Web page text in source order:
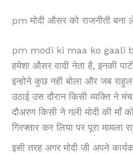
pm मोदी औसर को राजनीती बना
pm modi ki maa ko gaali
हमेशा औसर वादी नेता है, इनकी
इन्होने कुछ नही बोला और जब
उठाई उस दौरान किसी व्यक्ति ने
दौअरण किसी ने गली मोदी की माँ
गिरफ्तार कर लिया पर पूरा मामला
इसी तरह अगर मोदी जी अपने